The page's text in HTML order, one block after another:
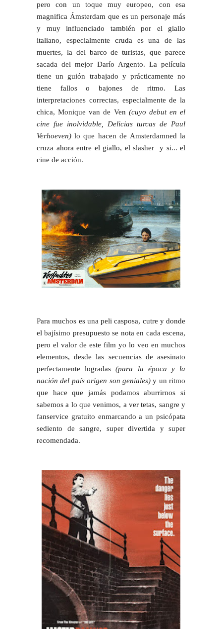
perocon un toque muy europeo, con esa
magnifica Ámsterdam que es un personaje más
y muy influenciado también por el giallo
italiano, especialmente cruda es una de las
muertes, la del barco de turistas, que parece
sacada del mejor Darío Argento. La película
tiene un guión trabajado y prácticamente no
tiene fallos o bajones de ritmo. Las
interpretaciones correctas, especialmente de la
chica,Monique van de Ven (cuyo debut en el
cine fue inolvidable, Delicias turcas de Paul
Verhoeven) lo que hacen de Amsterdamned la
cruza ahora entre el giallo, el slasher y si... el
cine de acción.
Para muchos es una peli casposa, cutre y donde
el bajísimo presupuestose nota en cada escena,
pero el valor de este film yo lo veo en muchos
elementos, desde las secuencias de asesinato
perfectamente logradas(para la época y la
nación del país origen son geniales)y un ritmo
que hace que jamás podamos aburrirnos si
sabemos a lo que venimos, a ver tetas, sangre y
fanservice gratuito enmarcando a un psicópata
sediento de sangre, super divertida y super
recomendada.